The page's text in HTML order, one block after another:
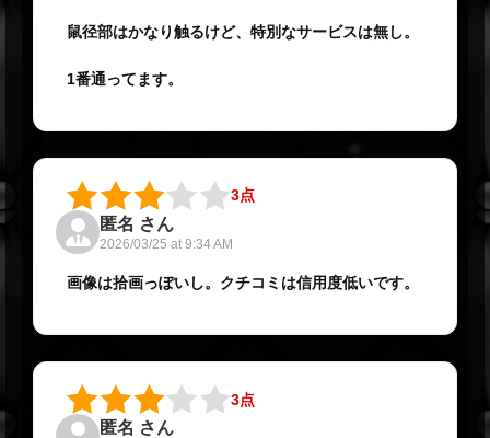
鼠径部はかなり触るけど、特別なサービスは無し。
1番通ってます。
3点
匿名 さん
2026/03/25 at 9:34 AM
画像は拾画っぽいし。クチコミは信用度低いです。
3点
匿名 さん